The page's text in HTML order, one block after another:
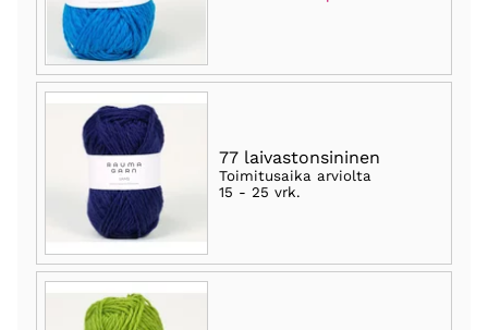
77 laivastonsininen
Toimitusaika arviolta
15 - 25 vrk.